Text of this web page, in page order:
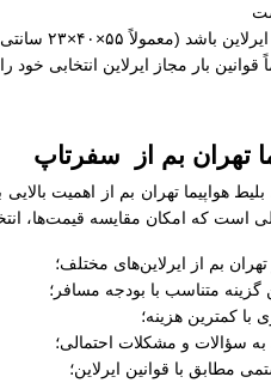
(معمولاً ۵۵×۴۰×۲۳ سانتی‌متر)
قوانین بار مجاز ایرلاین انتخابی خود
تهران بم از سفرتاپ
بلیط هواپیما تهران بم از اهمیت
است که امکان مقایسه قیمت‌ها،
بم از ایرلاین‌های مختلف؛
گزینه متناسب با بودجه مسافر؛
با کمترین هزینه؛
مطابق با قوانین ایرلاین؛